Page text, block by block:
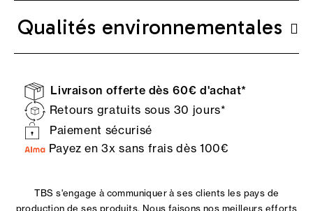
Qualités environnementales
Livraison offerte dès 60€ d'achat*
Retours gratuits sous 30 jours*
Paiement sécurisé
Payez en 3x sans frais dès 100€
TBS s'engage à communiquer à ses clients les pays de
production de ses produits. Nous faisons nos meilleurs efforts